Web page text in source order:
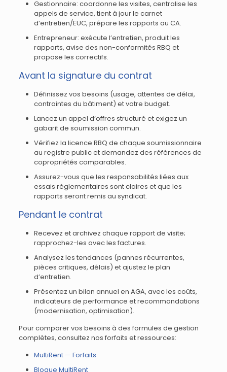
Gestionnaire: coordonne les visites, centralise les
appels de service, tient à jour le carnet
d’entretien/EUC, prépare les rapports au CA.
Entrepreneur: exécute l’entretien, produit les
rapports, avise des non-conformités RBQ et
propose les correctifs.
Avant la signature du contrat
Définissez vos besoins (usage, attentes de délai,
contraintes du bâtiment) et votre budget.
Lancez un appel d’offres structuré et exigez un
gabarit de soumission commun.
Vérifiez la licence RBQ de chaque soumissionnaire
au registre public et demandez des références de
copropriétés comparables.
Assurez-vous que les responsabilités liées aux
essais réglementaires sont claires et que les
rapports seront remis au syndicat.
Pendant le contrat
Recevez et archivez chaque rapport de visite;
rapprochez-les avec les factures.
Analysez les tendances (pannes récurrentes,
pièces critiques, délais) et ajustez le plan
d’entretien.
Présentez un bilan annuel en AGA, avec les coûts,
indicateurs de performance et recommandations
(modernisation, optimisation).
Pour comparer vos besoins à des formules de gestion
complètes, consultez nos forfaits et ressources:
MultiRent — Forfaits
Blogue MultiRent